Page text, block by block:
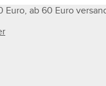
ab 60 Euro